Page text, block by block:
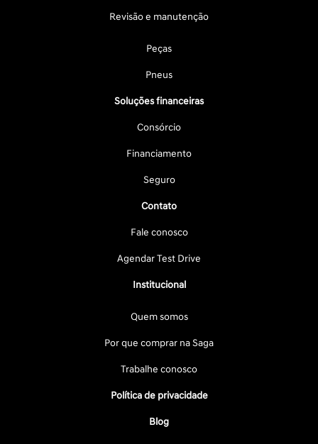
Revisão e manutenção
Peças
Pneus
Soluções financeiras
Consórcio
Financiamento
Seguro
Contato
Fale conosco
Agendar Test Drive
Institucional
Quem somos
Por que comprar na Saga
Trabalhe conosco
Política de privacidade
Blog